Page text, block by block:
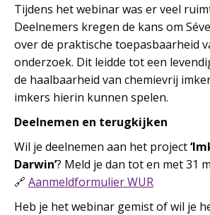
Tijdens het webinar was er veel
Deelnemers kregen de kans om
over de praktische toepasbaarheid
onderzoek. Dit leidde tot een
de haalbaarheid van chemievrij
imkers hierin kunnen spelen.
Deelnemen en terugkijken
Wil je deelnemen aan het project
Darwin’? Meld je dan tot en met 31
🔗 Aanmeldformulier WUR
Heb je het webinar gemist of wil je